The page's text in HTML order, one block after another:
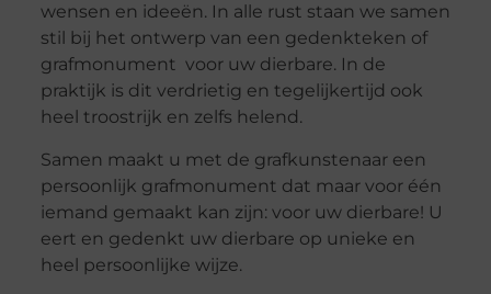
wensen en ideeën. In alle rust staan we samen
stil bij het ontwerp van een gedenkteken of
grafmonument voor uw dierbare. In de
praktijk is dit verdrietig en tegelijkertijd ook
heel troostrijk en zelfs helend.
Samen maakt u met de grafkunstenaar een
persoonlijk grafmonument dat maar voor één
iemand gemaakt kan zijn: voor uw dierbare! U
eert en gedenkt uw dierbare op unieke en
heel persoonlijke wijze.